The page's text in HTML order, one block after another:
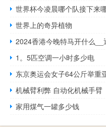
世界杯今凌晨哪个队接下来
世界上的奇异植物
2024香港今晚特马开什么
1。5匹空调一小时多少电
东京奥运会女子64公斤举重
机械臂利弊 自动化机械手臂
家用煤气一罐多少钱